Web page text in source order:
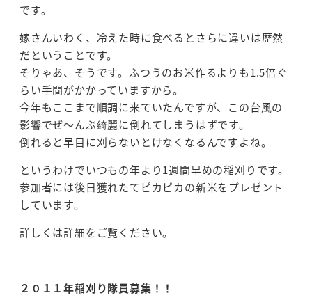
です。
嫁さんいわく、冷えた時に食べるとさらに違いは歴然
だということです。
そりゃあ、そうです。ふつうのお米作るよりも1.5倍ぐ
らい手間がかかっていますから。
今年もここまで順調に来ていたんですが、この台風の
影響でぜ～んぶ綺麗に倒れてしまうはずです。
倒れると早目に刈らないとけなくなるんですよね。
というわけでいつもの年より1週間早めの稲刈りです。
参加者には後日獲れたてピカピカの新米をプレゼント
しています。
詳しくは詳細をご覧ください。
２０１１年稲刈り隊員募集！！